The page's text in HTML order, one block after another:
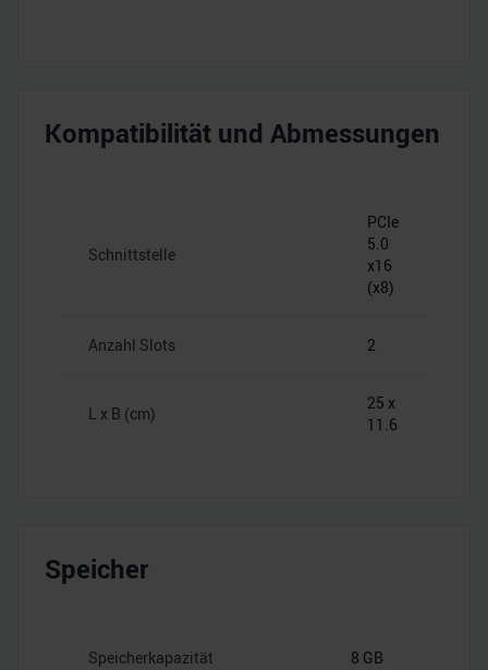
Kompatibilität und Abmessungen
Schnittstelle
PCIe
5.0
x16
(x8)
Anzahl Slots 2
L x B (cm)
25 x
11.6
Speicher
Speicherkapazität 8 GB